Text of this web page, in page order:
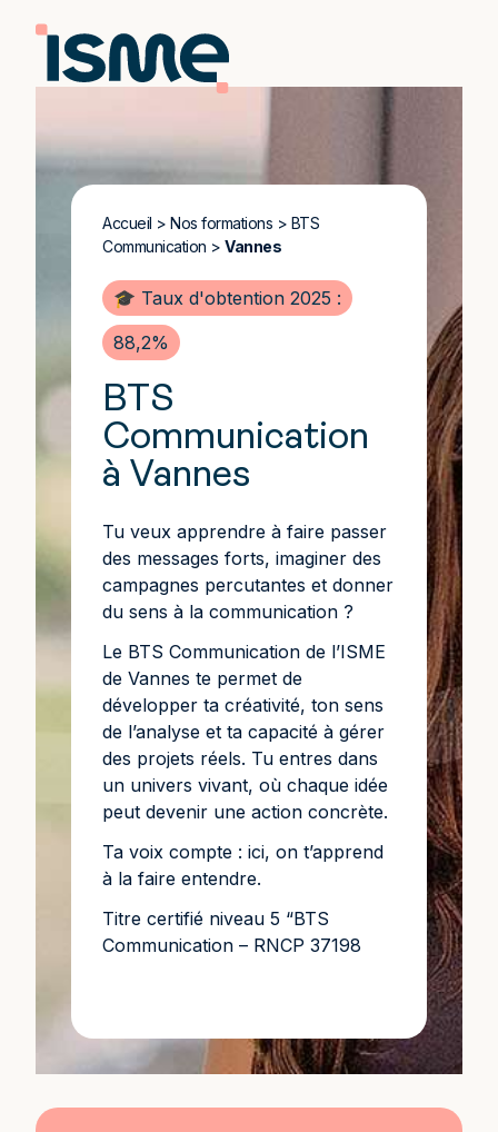
Accueil > Nos formations > BTS
Communication > Vannes
🎓 Taux d'obtention 2025 :
88,2%
BTS
Communication
à Vannes
Tu veux apprendre à faire passer
des messages forts, imaginer des
campagnes percutantes et donner
du sens à la communication ?
Le BTS Communication de l’ISME
de Vannes te permet de
développer ta créativité, ton sens
de l’analyse et ta capacité à gérer
des projets réels. Tu entres dans
un univers vivant, où chaque idée
peut devenir une action concrète.
Ta voix compte : ici, on t’apprend
à la faire entendre.
Titre certifié niveau 5 “BTS
Communication – RNCP 37198